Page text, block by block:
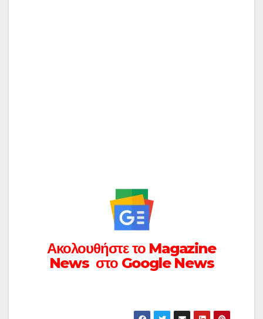
Ακολουθήστε το Magazine
News στο Google News